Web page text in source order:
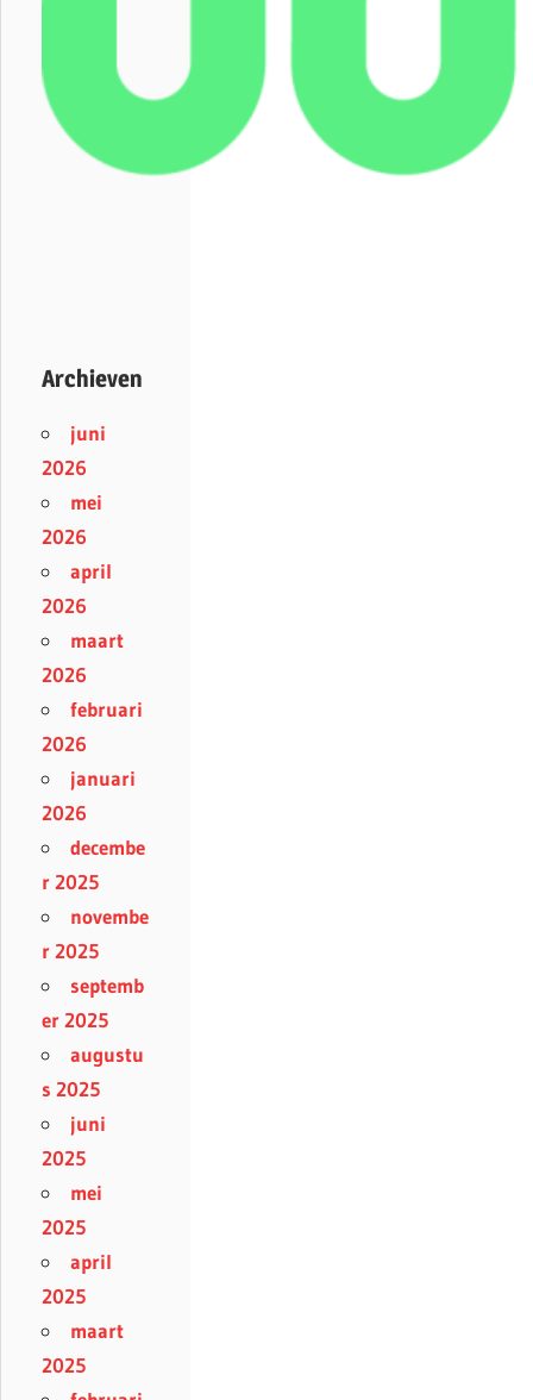
Archieven
juni
2026
mei
2026
april
2026
maart
2026
februari
2026
januari
2026
decembe
r 2025
novembe
r 2025
septemb
er 2025
augustu
s 2025
juni
2025
mei
2025
april
2025
maart
2025